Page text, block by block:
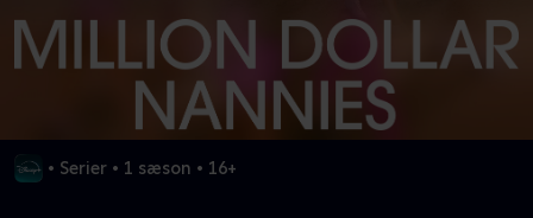
• Serier • 1 sæson • 16+